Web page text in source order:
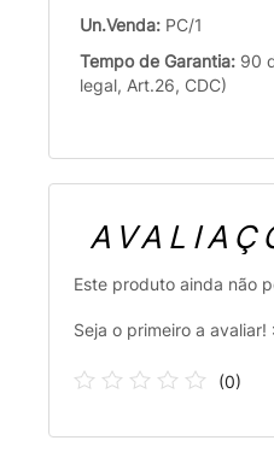
Un.Venda: PC/1
Tempo de Garantia: 90
legal, Art.26, CDC)
Este produto ainda não
Seja o primeiro a avaliar!
(0)